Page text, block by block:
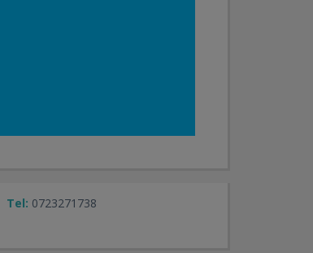
Tel: 0723271738